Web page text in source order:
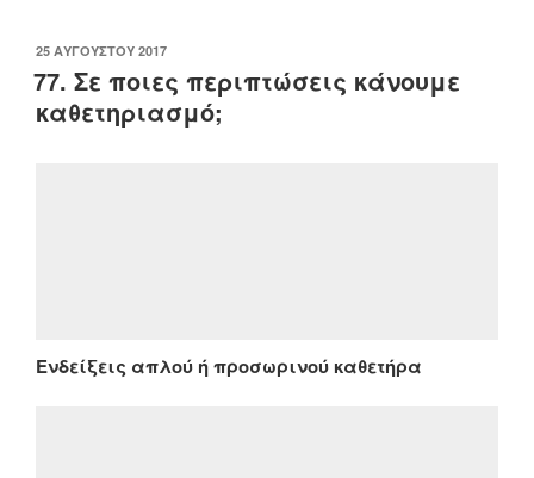
ΔΗΜΟΣΙΕΎΤΗΚΕ
ΣΤΙΣ
25 ΑΥΓΟΎΣΤΟΥ 2017
77. Σε ποιες περιπτώσεις κάνουμε
καθετηριασμό;
Ενδείξεις απλού ή προσωρινού καθετήρα